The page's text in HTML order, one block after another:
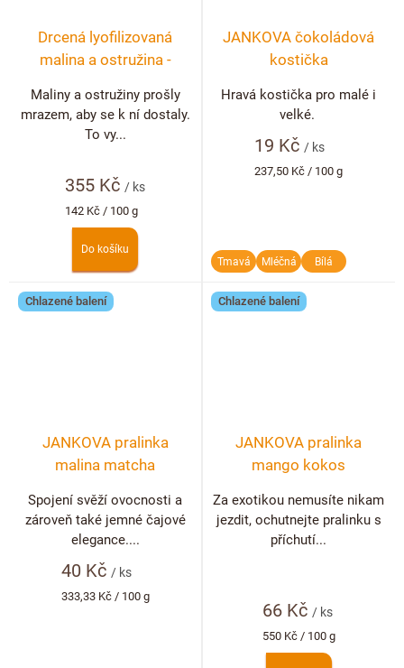
Drcená lyofilizovaná
malina a ostružina -
250g
355 Kč/ ks
Měrná
cena:
142 Kč / 100 g
Do košíku
Maliny a ostružiny prošly
mrazem, aby se k ní dostaly.
To vy...
JANKOVA čokoládová
kostička
19 Kč/ ks
Měrná
237,50 Kč / 100 g
Hravá kostička pro malé i
velké.
Tmavá Mléčná Bílá
Chlazené balení
JANKOVA pralinka
malina matcha
40 Kč / ks
Měrná
333,33 Kč / 100 g
Spojení svěží ovocnosti a
zároveň také jemné čajové
elegance....
Chlazené balení
JANKOVA pralinka
mango kokos
66 Kč / ks
Měrná
cena:
550 Kč / 100 g
Za exotikou nemusíte nikam
jezdit, ochutnejte pralinku s
příchutí...